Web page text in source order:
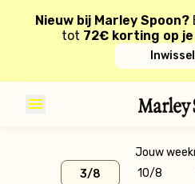
Nieuw bij Marley Spoon?
tot 72€ korting op
Jouw
3/8
10/8